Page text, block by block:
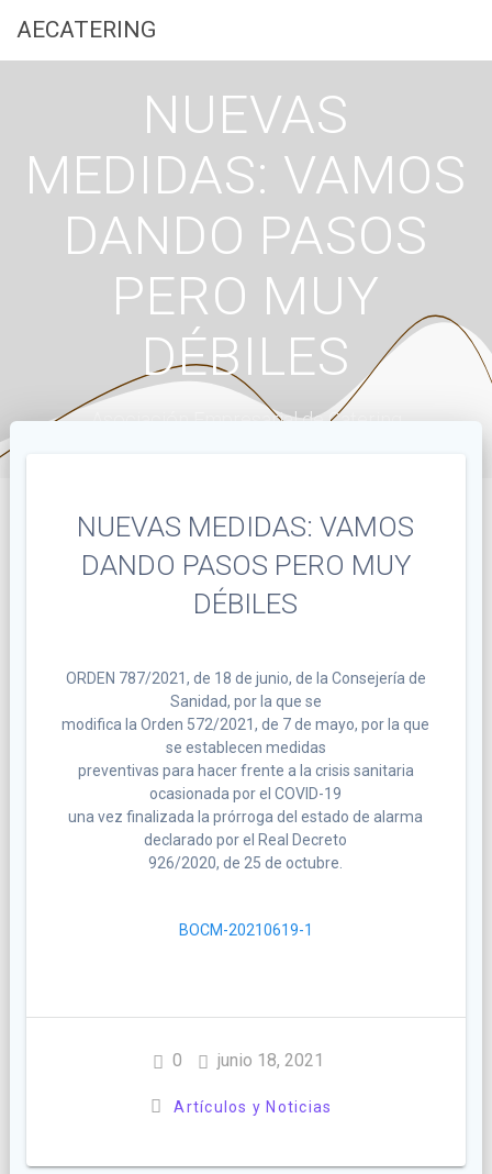
AECATERING
NUEVAS
MEDIDAS: VAMOS
DANDO PASOS
PERO MUY
DÉBILES
Asociación Empresarial de Catering
NUEVAS MEDIDAS: VAMOS
DANDO PASOS PERO MUY
DÉBILES
ORDEN 787/2021, de 18 de junio, de la Consejería de
Sanidad, por la que se
modifica la Orden 572/2021, de 7 de mayo, por la que
se establecen medidas
preventivas para hacer frente a la crisis sanitaria
ocasionada por el COVID-19
una vez finalizada la prórroga del estado de alarma
declarado por el Real Decreto
926/2020, de 25 de octubre.
BOCM-20210619-1
0 junio 18, 2021
Artículos y Noticias